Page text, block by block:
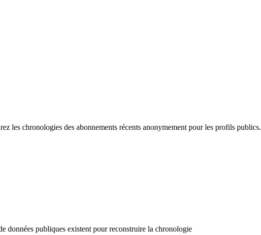
les chronologies des abonnements récents anonymement pour les profils publics.
données publiques existent pour reconstruire la chronologie